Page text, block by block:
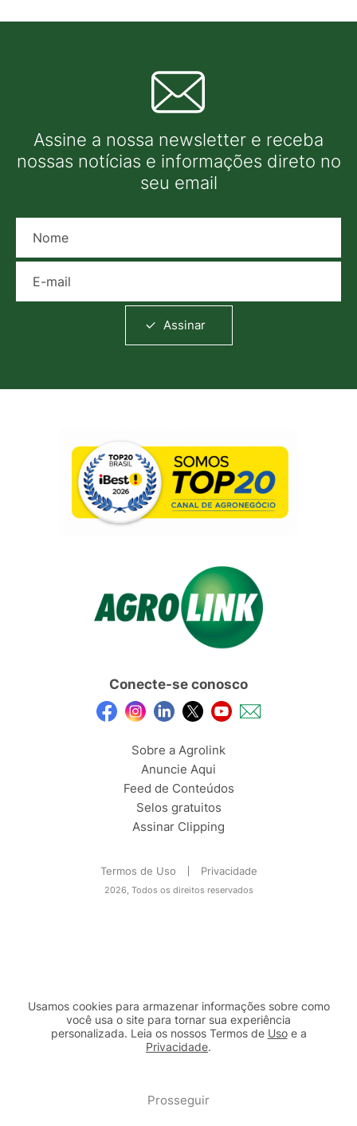
Assine a nossa newsletter e receba
nossas notícias e informações direto no
seu email
Assinar
Conecte-se conosco
Sobre a Agrolink
Anuncie Aqui
Feed de Conteúdos
Selos gratuitos
Assinar Clipping
Termos de Uso Privacidade
2026, Todos os direitos reservados
Usamos cookies para armazenar informações sobre como
você usa o site para tornar sua experiência
personalizada. Leia os nossos Termos de Usoe a
Privacidade.
Prosseguir